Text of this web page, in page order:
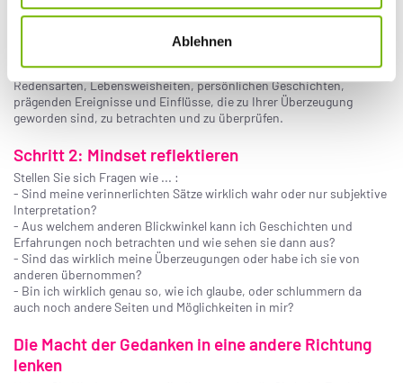
Ablehnen
- Welche Menschen haben Einfluss auf mein Verhalten und womit?
Mindset mit Realität abgleichen
In einem zweiten Schritt gilt es dann, all diese aufgedeckten
Redensarten, Lebensweisheiten, persönlichen Geschichten,
prägenden Ereignisse und Einflüsse, die zu Ihrer Überzeugung
geworden sind, zu betrachten und zu überprüfen.
Schritt 2: Mindset reflektieren
Stellen Sie sich Fragen wie ... :
- Sind meine verinnerlichten Sätze wirklich wahr oder nur subjektive
Interpretation?
- Aus welchem anderen Blickwinkel kann ich Geschichten und
Erfahrungen noch betrachten und wie sehen sie dann aus?
- Sind das wirklich meine Überzeugungen oder habe ich sie von
anderen übernommen?
- Bin ich wirklich genau so, wie ich glaube, oder schlummern da
auch noch andere Seiten und Möglichkeiten in mir?
Die Macht der Gedanken in eine andere Richtung
lenken